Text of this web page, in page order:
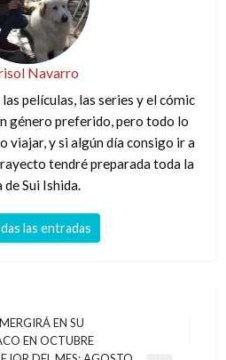
Navarro
películas, las series y el cómic
género preferido, pero todo lo
viajar, y si algún día consigo ir a
tendré preparada toda la
de Sui Ishida.
las entradas
EN SU
EN OCTUBRE